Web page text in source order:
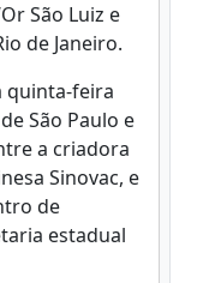
São Luiz e
de Janeiro.
quinta-feira
São Paulo e
a criadora
Sinovac, e
de
estadual